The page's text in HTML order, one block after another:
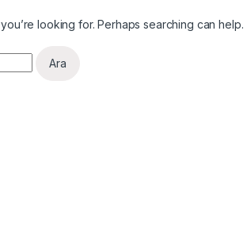
looking for. Perhaps searching can help.